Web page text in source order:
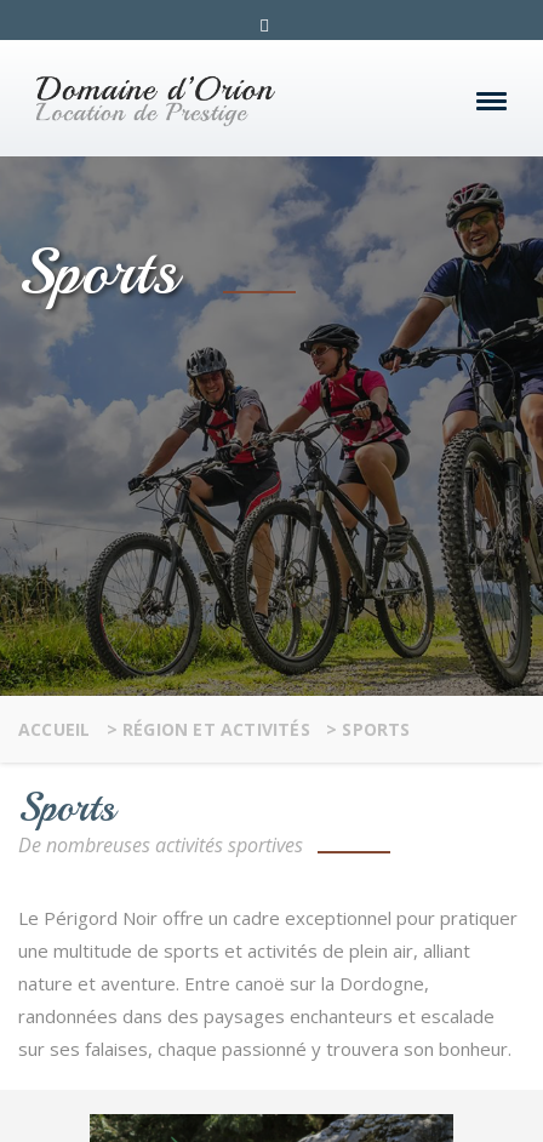
Sports
ACCUEIL > RÉGION ET ACTIVITÉS > SPORTS
Sports
De nombreuses activités sportives
Le Périgord Noir offre un cadre exceptionnel pour pratiquer
une multitude de sports et activités de plein air, alliant
nature et aventure. Entre canoë sur la Dordogne,
randonnées dans des paysages enchanteurs et escalade
sur ses falaises, chaque passionné y trouvera son bonheur.